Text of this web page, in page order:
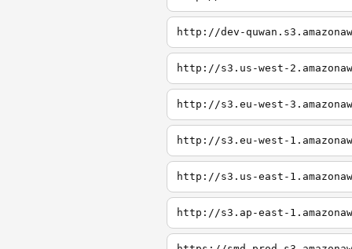
http://dev-
http://s3.us-west-
http://s3.eu-west-
http://s3.eu-west-
http://s3.us-east-
http://s3.ap-east-